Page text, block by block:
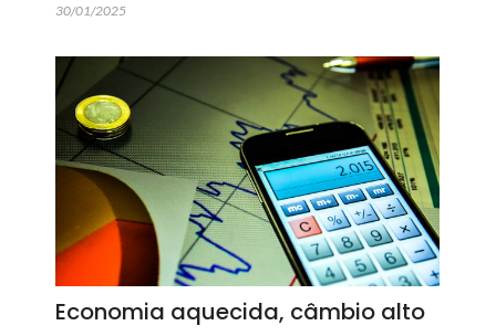
30/01/2025
Economia aquecida, câmbio alto